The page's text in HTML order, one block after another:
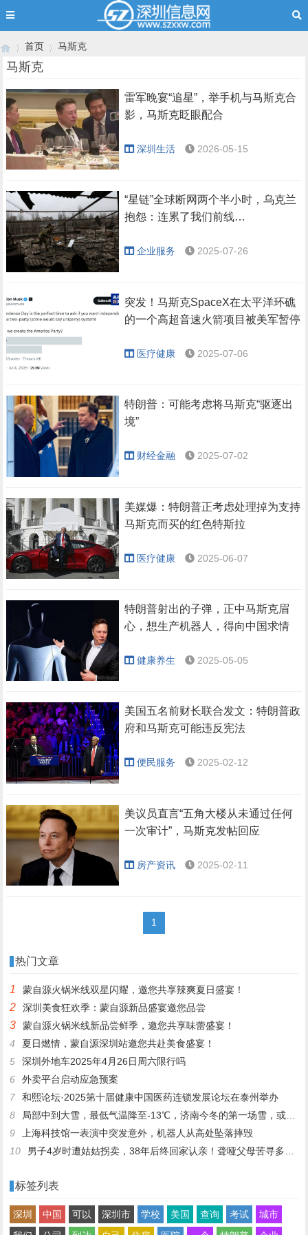
›
首页
›
马斯克
马斯克
雷军晚宴“追星”，举手机与马斯克合
影，马斯克眨眼配合
深圳生活 2026-05-15
“星链”全球断网两个半小时，乌克兰
抱怨：连累了我们前线…
企业服务 2025-07-26
突发！马斯克SpaceX在太平洋环礁
的一个高超音速火箭项目被美军暂停
医疗健康 2025-07-06
特朗普：可能考虑将马斯克“驱逐出
境”
财经金融 2025-07-02
美媒爆：特朗普正考虑处理掉为支持
马斯克而买的红色特斯拉
医疗健康 2025-06-07
特朗普射出的子弹，正中马斯克眉
心，想生产机器人，得向中国求情
健康养生 2025-05-05
美国五名前财长联合发文：特朗普政
府和马斯克可能违反宪法
便民服务 2025-02-12
美议员直言“五角大楼从未通过任何
一次审计”，马斯克发帖回应
房产资讯 2025-02-11
1
热门文章
1 蒙自源火锅米线双星闪耀，邀您共享辣爽夏日盛宴！
2 深圳美食狂欢季：蒙自源新品盛宴邀您品尝
3
蒙自源火锅米线新品尝鲜季，邀您共享味蕾盛宴！
4
夏日燃情，蒙自源深圳站邀您共赴美食盛宴！
5
深圳外地车2025年4月26日周六限行吗
6
外卖平台启动应急预案
7
和熙论坛·2025第十届健康中国医药连锁发展论坛在泰州举办
8
局部中到大雪，最低气温降至-13℃，济南今冬的第一场雪，或跟去年同一时间！
9
上海科技馆一表演中突发意外，机器人从高处坠落摔毁
10
男子4岁时遭姑姑拐卖，38年后终回家认亲！聋哑父母苦寻多年，母亲已抱憾离世丨红星寻人
标签列表
深圳 中国 可以 深圳市 学校 美国 查询 考试
城市